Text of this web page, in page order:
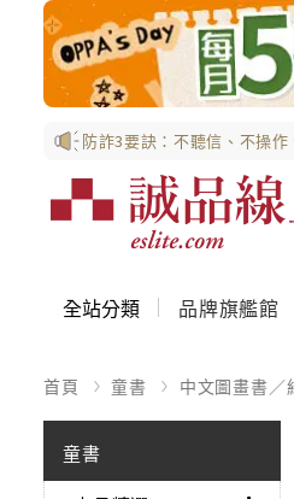
防詐3要訣：不聽信、不操作
全站分類 品牌旗艦館
首頁 童書 中文圖畫書／
童書